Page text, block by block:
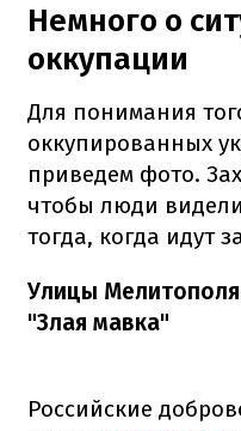
Немного о
оккупации
Для понимания
оккупированных
приведем фото.
чтобы люди
тогда, когда идут
Улицы
"Злая мавка"
Российские